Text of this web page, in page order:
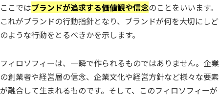
ここではブランドが追求する価値観や信念のことをいいます。
これがブランドの行動指針となり、ブランドが何を大切にしど
のような行動をとるべきかを示します。
フィロソフィーは、一瞬で作られるものではありません。企業
の創業者や経営層の信念、企業文化や経営方針など様々な要素
が融合して生まれるものです。そして、このフィロソフィーが